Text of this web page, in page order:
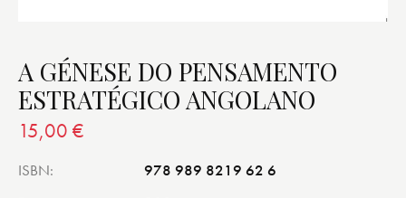
A GÉNESE DO PENSAMENTO
ESTRATÉGICO ANGOLANO
15,00 €
ISBN
978 989 8219 62 6